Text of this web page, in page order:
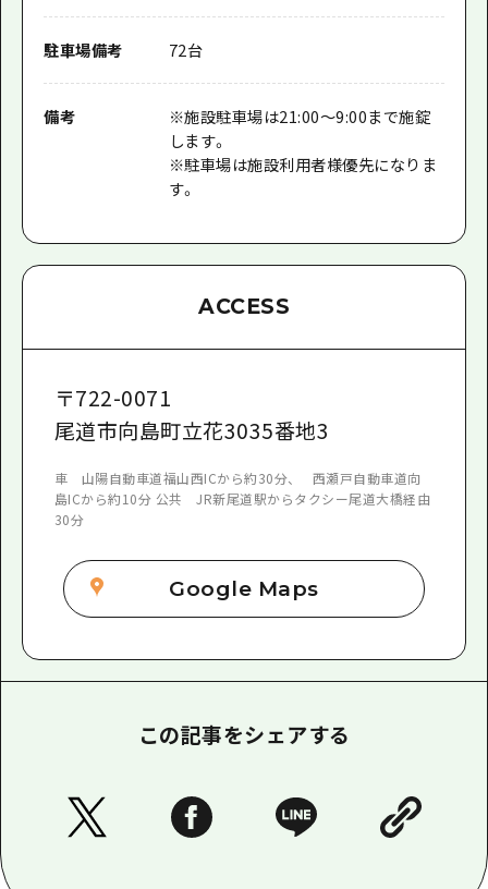
駐車場備考 72台
備考
※施設駐車場は21:00〜9:00まで施錠
します。
※駐車場は施設利用者様優先になりま
す。
ACCESS
〒722-0071
尾道市向島町立花3035番地3
車 山陽自動車道福山西ICから約30分、 西瀬戸自動車道向
島ICから約10分 公共 JR新尾道駅からタクシー尾道大橋経由
30分
Google Maps
この記事をシェアする